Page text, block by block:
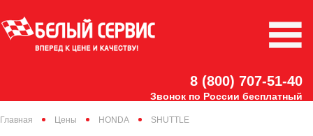
8 (800) 707-51-40
Звонок по России бесплатный
Главная Цены HONDA SHUTTLE